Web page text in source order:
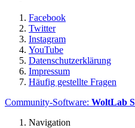
Facebook
Twitter
Instagram
YouTube
Datenschutzerklärung
Impressum
Häufig gestellte Fragen
Community-Software: WoltLab
Navigation